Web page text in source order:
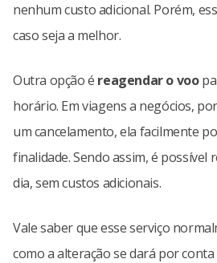
nenhum custo adicional. Porém,
caso seja a melhor.
Outra opção é reagendar o voo
horário. Em viagens a negócios,
um cancelamento, ela facilmente
finalidade. Sendo assim, é
dia, sem custos adicionais.
Vale saber que esse serviço
como a alteração se dará por